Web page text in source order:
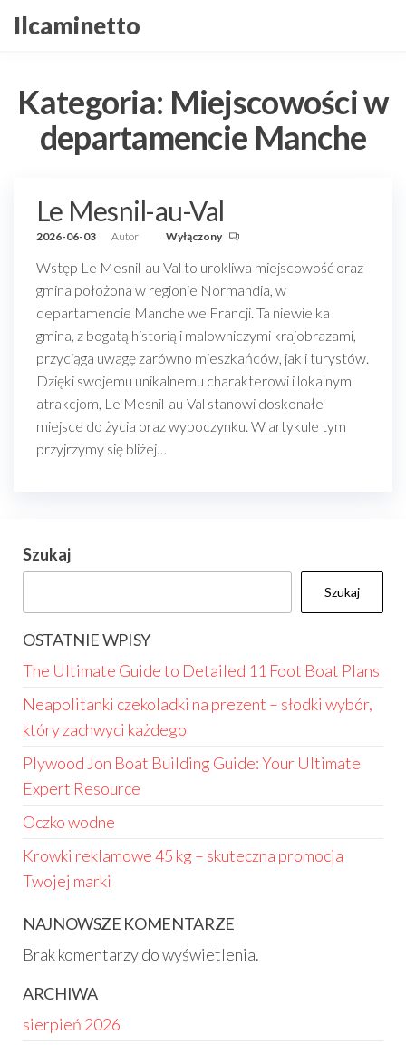
Przejdź
doIlcaminetto
Kategoria: Miejscowości w
departamencie Manche
Le Mesnil-au-Val
2026-06-03 Autor Wyłączony
Wstęp Le Mesnil-au-Val to urokliwa miejscowość oraz
gmina położona w regionie Normandia, w
departamencie Manche we Francji. Ta niewielka
gmina, z bogatą historią i malowniczymi krajobrazami,
przyciąga uwagę zarówno mieszkańców, jak i turystów.
Dzięki swojemu unikalnemu charakterowi i lokalnym
atrakcjom, Le Mesnil-au-Val stanowi doskonałe
miejsce do życia oraz wypoczynku. W artykule tym
przyjrzymy się bliżej…
Szukaj
Szukaj
OSTATNIE WPISY
The Ultimate Guide to Detailed 11 Foot Boat Plans
Neapolitanki czekoladki na prezent – słodki wybór,
który zachwyci każdego
Plywood Jon Boat Building Guide: Your Ultimate
Expert Resource
Oczko wodne
Krowki reklamowe 45 kg – skuteczna promocja
Twojej marki
NAJNOWSZE KOMENTARZE
Brak komentarzy do wyświetlenia.
ARCHIWA
sierpień 2026